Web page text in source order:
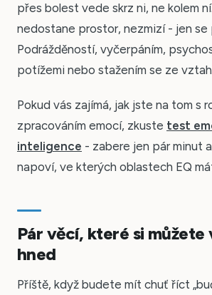
přes bolest vede skrz ni, ne kolem
nedostane prostor, nezmizí - jen se
Podrážděností, vyčerpáním,
potížemi nebo stažením se ze
Pokud vás zajímá, jak jste na tom s
zpracováním emocí, zkuste test
inteligence - zabere jen pár minut
napoví, ve kterých oblastech EQ
Pár věcí, které si
hned
Příště, když budete mít chuť říct